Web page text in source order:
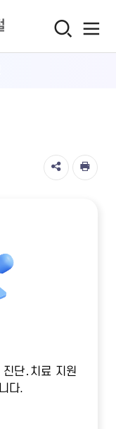
단․치료 지원
다.